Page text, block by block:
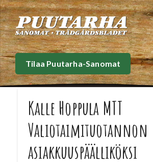
Siirry
sisältöön
Tilaa Puutarha-Sanomat
Kalle Hoppula MTT
Valiotaimituotannon
asiakkuuspäälliköksi